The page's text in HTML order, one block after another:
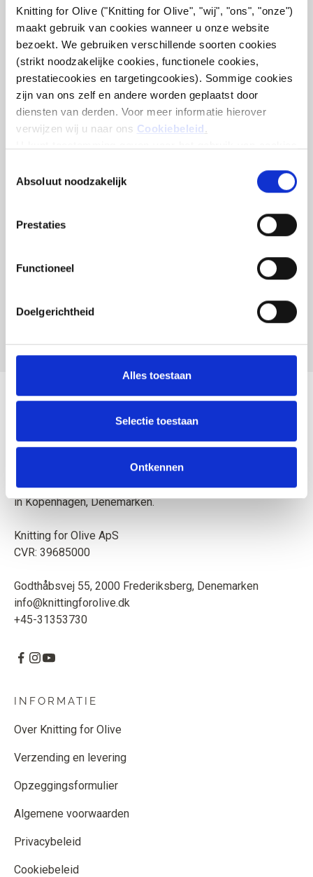
Knitting for Olive ("Knitting for Olive", "wij", "ons", "onze")
maakt gebruik van cookies wanneer u onze website
bezoekt. We gebruiken verschillende soorten cookies
(strikt noodzakelijke cookies, functionele cookies,
prestatiecookies en targetingcookies). Sommige cookies
zijn van ons zelf en andere worden geplaatst door
diensten van derden. Voor meer informatie hierover
verwijzen wij u naar ons Cookiebeleid .
Uw toestemming houdt in dat er cookies mogen worden
geplaatst en dat wij, als verwerkingsverantwoordelijke,
uw persoonsgegevens mogen verwerken voor de
hieronder vermelde doeleinden.
via ons
Cookiebeleid
, waar u ook informatie kunt vinden
selecteren
Absoluut noodzakelijk
Prestaties
Functioneel
Doelgerichtheid
Alles toestaan
Selectie toestaan
Ontkennen
KNITTING FOR OLIVE
SOFT SILK MOHAIR -
TRENCHCOAT
KNITTING FOR OLIVE
SOFT SILK MOHAIR -
DUSTY HONEY
SOFT SILK MOHAIR -
SALE PRICE
€10,10
Moeder en dochter maken breipatronen en garen van hoge
kwaliteit met respect voor dieren en ons milieu. Gevestigd
in Kopenhagen, Denemarken.
Knitting for Olive ApS
CVR: 39685000
Godthåbsvej 55, 2000 Frederiksberg, Denemarken
info@knittingforolive.dk
+45-31353730
INFORMATIE
Over Knitting for Olive
Verzending en levering
Opzeggingsformulier
Algemene voorwaarden
Privacybeleid
Cookiebeleid